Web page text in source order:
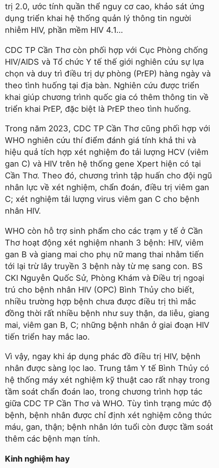
trị 2.0, ước tính quần thể nguy cơ cao, khảo sát ứng
dụng triển khai hệ thống quản lý thông tin người
nhiễm HIV, phần mềm HIV 4.1…
CDC TP Cần Thơ còn phối hợp với Cục Phòng chống
HIV/AIDS và Tổ chức Y tế thế giới nghiên cứu sự lựa
chọn và duy trì điều trị dự phòng (PrEP) hàng ngày và
theo tình huống tại địa bàn. Nghiên cứu được triển
khai giúp chương trình quốc gia có thêm thông tin về
triển khai PrEP, đặc biệt là PrEP theo tình huống.
Trong năm 2023, CDC TP Cần Thơ cũng phối hợp với
WHO nghiên cứu thí điểm đánh giá tính khả thi và
hiệu quả tích hợp xét nghiệm đo tải lượng HCV (viêm
gan C) và HIV trên hệ thống gene Xpert hiện có tại
Cần Thơ. Theo đó, chương trình tập huấn cho đội ngũ
nhân lực về xét nghiệm, chẩn đoán, điều trị viêm gan
C; xét nghiệm tải lượng virus viêm gan C cho bệnh
nhân HIV.
WHO còn hỗ trợ sinh phẩm cho các trạm y tế ở Cần
Thơ hoạt động xét nghiệm nhanh 3 bệnh: HIV, viêm
gan B và giang mai cho phụ nữ mang thai nhằm tiến
tới lại trừ lây truyền 3 bệnh này từ mẹ sang con. BS
CKI Nguyễn Quốc Sử, Phòng Khám và Điều trị ngoại
trú cho bệnh nhân HIV (OPC) Bình Thủy cho biết,
nhiều trường hợp bệnh chưa được điều trị thì mắc
đồng thời rất nhiều bệnh như suy thận, da liễu, giang
mai, viêm gan B, C; những bệnh nhân ở giai đoạn HIV
tiến triển hay mắc lao.
Vì vậy, ngay khi áp dụng phác đồ điều trị HIV, bệnh
nhân được sàng lọc lao. Trung tâm Y tế Bình Thủy có
hệ thống máy xét nghiệm kỹ thuật cao rất nhạy trong
tầm soát chẩn đoán lao, trong chương trình hợp tác
giữa CDC TP Cần Thơ và WHO. Tùy tình trạng mức độ
bệnh, bệnh nhân được chỉ định xét nghiệm công thức
máu, gan, thận; bệnh nhân lớn tuổi còn được tầm soát
thêm các bệnh mạn tính.
Kinh nghiệm hay